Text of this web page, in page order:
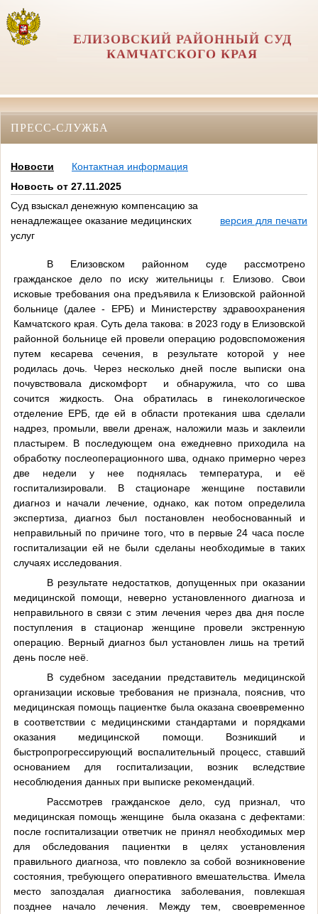
ЕЛИЗОВСКИЙ РАЙОННЫЙ СУД
КАМЧАТСКОГО КРАЯ
ПРЕСС-СЛУЖБА
Новости
Контактная информация
Новость от 27.11.2025
Суд взыскал денежную компенсацию за
ненадлежащее оказание медицинских
услуг
версия для печати
В Елизовском районном суде рассмотрено
гражданское дело по иску жительницы г. Елизово. Свои
исковые требования она предъявила к Елизовской районной
больнице (далее - ЕРБ) и Министерству здравоохранения
Камчатского края. Суть дела такова: в 2023 году в Елизовской
районной больнице ей провели операцию родовспоможения
путем кесарева сечения, в результате которой у нее
родилась дочь. Через несколько дней после выписки она
почувствовала дискомфорт и обнаружила, что со шва
сочится жидкость. Она обратилась в гинекологическое
отделение ЕРБ, где ей в области протекания шва сделали
надрез, промыли, ввели дренаж, наложили мазь и заклеили
пластырем. В последующем она ежедневно приходила на
обработку послеоперационного шва, однако примерно через
две недели у нее поднялась температура, и её
госпитализировали. В стационаре женщине поставили
диагноз и начали лечение, однако, как потом определила
экспертиза, диагноз был постановлен необоснованный и
неправильный по причине того, что в первые 24 часа после
госпитализации ей не были сделаны необходимые в таких
случаях исследования.
В результате недостатков, допущенных при оказании
медицинской помощи, неверно установленного диагноза и
неправильного в связи с этим лечения через два дня после
поступления в стационар женщине провели экстренную
операцию. Верный диагноз был установлен лишь на третий
день после неё.
В судебном заседании представитель медицинской
организации исковые требования не признала, пояснив, что
медицинская помощь пациентке была оказана своевременно
в соответствии с медицинскими стандартами и порядками
оказания медицинской помощи. Возникший и
быстропрогрессирующий воспалительный процесс, ставший
основанием для госпитализации, возник вследствие
несоблюдения данных при выписке рекомендаций.
Рассмотрев гражданское дело, суд признал, что
медицинская помощь женщине была оказана с дефектами:
после госпитализации ответчик не принял необходимых мер
для обследования пациентки в целях установления
правильного диагноза, что повлекло за собой возникновение
состояния, требующего оперативного вмешательства. Имела
место запоздалая диагностика заболевания, повлекшая
позднее начало лечения. Между тем, своевременное